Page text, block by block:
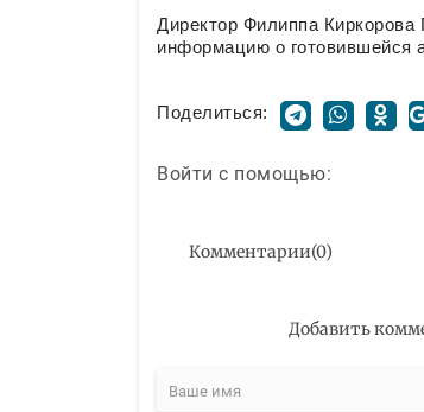
Директор Филиппа
информацию о готовившейся
Поделиться:
Войти с помощью:
Комментарии(0)
Добавить